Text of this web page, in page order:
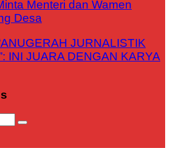
Menteri dan Wamen
Desa
JURNALISTIK
INI JUARA DENGAN KARYA